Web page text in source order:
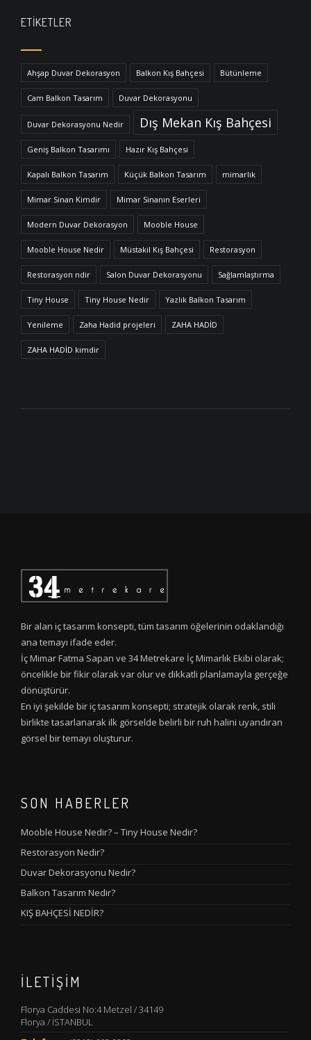
ETIKETLER
Ahşap Duvar Dekorasyon Balkon Kış Bahçesi Bütünleme
Cam Balkon Tasarım Duvar Dekorasyonu
Duvar Dekorasyonu Nedir Dış Mekan Kış Bahçesi
Geniş Balkon Tasarımı Hazır Kış Bahçesi
Kapalı Balkon Tasarım Küçük Balkon Tasarım mimarlık
Mimar Sinan Kimdir Mimar Sinanın Eserleri
Modern Duvar Dekorasyon Mooble House
Mooble House Nedir Müstakil Kış Bahçesi Restorasyon
Restorasyon ndir Salon Duvar Dekorasyonu Sağlamlaştırma
Tiny House Tiny House Nedir Yazlık Balkon Tasarım
Yenileme Zaha Hadid projeleri ZAHA HADİD
ZAHA HADİD kimdir
Bir alan iç tasarım konsepti, tüm tasarım öğelerinin odaklandığı
ana temayı ifade eder.
İç Mimar Fatma Sapan ve 34 Metrekare İç Mimarlık Ekibi olarak;
öncelikle bir fikir olarak var olur ve dikkatli planlamayla gerçeğe
dönüştürür.
En iyi şekilde bir iç tasarım konsepti; stratejik olarak renk, stili
birlikte tasarlanarak ilk görselde belirli bir ruh halini uyandıran
görsel bir temayı oluşturur.
SON HABERLER
Mooble House Nedir? – Tiny House Nedir?
Restorasyon Nedir?
Duvar Dekorasyonu Nedir?
Balkon Tasarım Nedir?
KIŞ BAHÇESİ NEDİR?
İLETIŞIM
Florya Caddesi No:4 Metzel / 34149
Florya / İSTANBUL